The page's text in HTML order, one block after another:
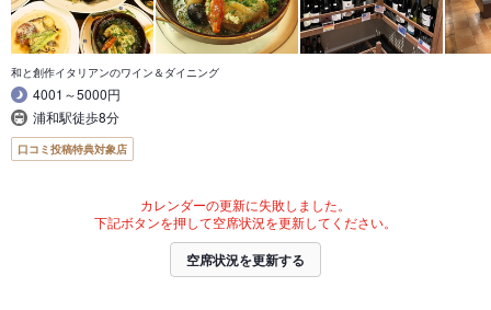
和と創作イタリアンのワイン＆ダイニング
4001～5000円
浦和駅徒歩8分
口コミ投稿特典対象店
カレンダーの更新に失敗しました。
下記ボタンを押して空席状況を更新してください。
空席状況を更新する